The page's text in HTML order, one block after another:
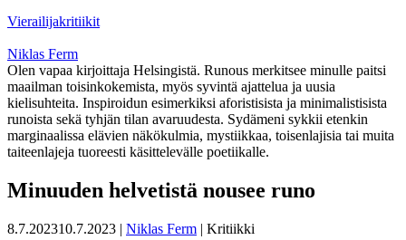
Vierailijakritiikit
Niklas Ferm
Olen vapaa kirjoittaja Helsingistä. Runous merkitsee minulle paitsi
maailman toisinkokemista, myös syvintä ajattelua ja uusia
kielisuhteita. Inspiroidun esimerkiksi aforistisista ja minimalistisista
runoista sekä tyhjän tilan avaruudesta. Sydämeni sykkii etenkin
marginaalissa elävien näkökulmia, mystiikkaa, toisenlajisia tai muita
taiteenlajeja tuoreesti käsittelevälle poetiikalle.
Minuuden helvetistä nousee runo
8.7.202310.7.2023 | Niklas Ferm | Kritiikki